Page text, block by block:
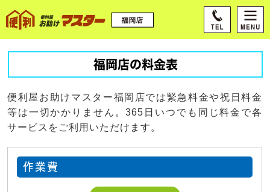
福岡店の料金表
便利屋お助けマスター福岡店では緊急料金や祝日料金
等は一切かかりません。365日いつでも同じ料金で各
サービスをご利用いただけます。
作業費